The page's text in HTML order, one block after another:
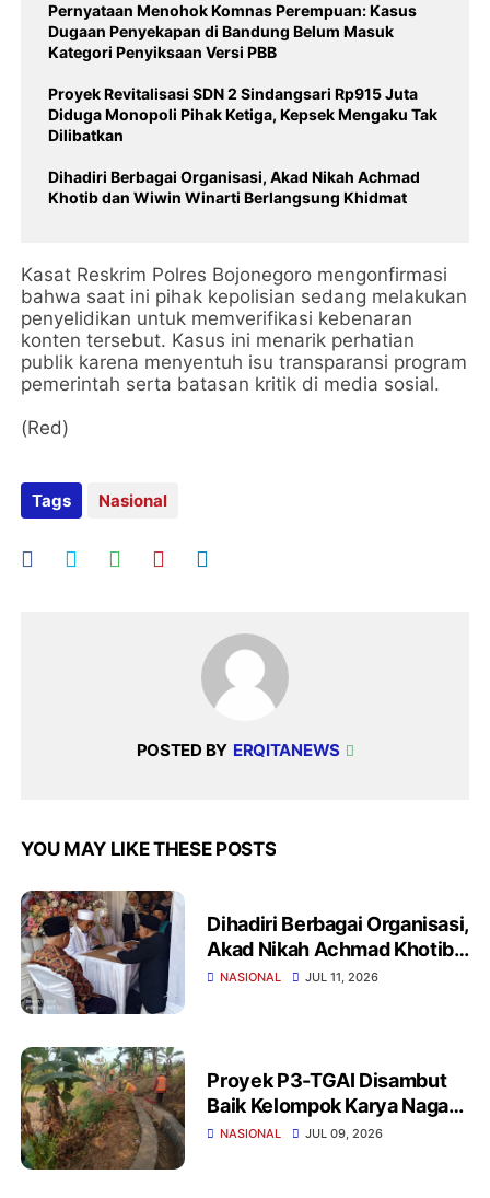
Pernyataan Menohok Komnas Perempuan: Kasus
Dugaan Penyekapan di Bandung Belum Masuk
Kategori Penyiksaan Versi PBB
Proyek Revitalisasi SDN 2 Sindangsari Rp915 Juta
Diduga Monopoli Pihak Ketiga, Kepsek Mengaku Tak
Dilibatkan
Dihadiri Berbagai Organisasi, Akad Nikah Achmad
Khotib dan Wiwin Winarti Berlangsung Khidmat
​Kasat Reskrim Polres Bojonegoro mengonfirmasi
bahwa saat ini pihak kepolisian sedang melakukan
penyelidikan untuk memverifikasi kebenaran
konten tersebut. Kasus ini menarik perhatian
publik karena menyentuh isu transparansi program
pemerintah serta batasan kritik di media sosial.
(Red)
Tags Nasional
POSTED BY ERQITANEWS
YOU MAY LIKE THESE POSTS
Dihadiri Berbagai Organisasi,
Akad Nikah Achmad Khotib
dan Wiwin Winarti
NASIONAL JUL 11, 2026
Proyek P3-TGAI Disambut
Baik Kelompok Karya Naga
Cihara Lebak, Pastikan
NASIONAL JUL 09, 2026